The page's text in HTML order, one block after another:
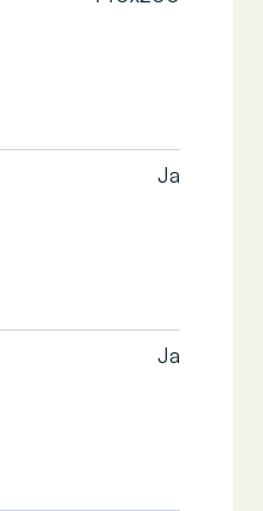
Ja
Ja